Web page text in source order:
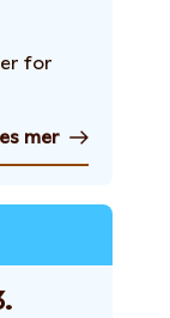
for
mer